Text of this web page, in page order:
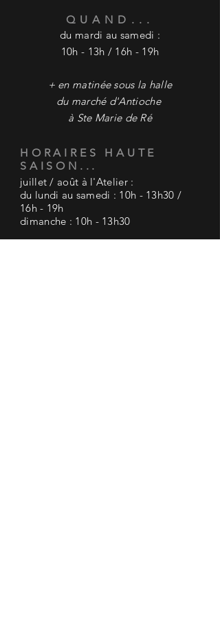
QUAND...
du mardi au samedi :
10h - 13h / 16h - 19h
+ en matinée sous la halle
du marché d'Antioche
à Ste Marie de Ré
HORAIRES HAUTE
SAISON...
juillet / août à l'Atelier :
du lundi au samedi : 10h - 13h30 /
16h - 19h
dimanche : 10h - 13h30